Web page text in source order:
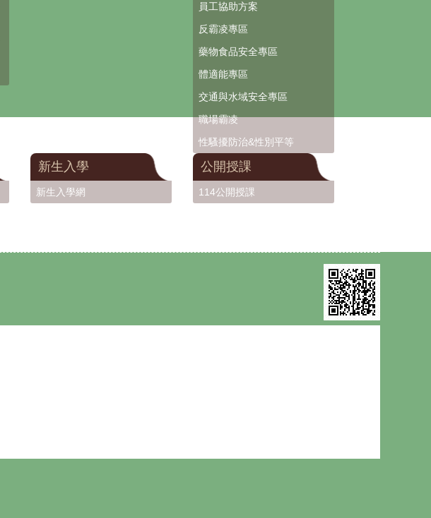
員工協助方案
反霸凌專區
藥物食品安全專區
體適能專區
交通與水域安全專區
職場霸凌
性騷擾防治&性別平等
新生入學
新生入學網
公開授課
114公開授課